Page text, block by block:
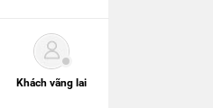
Khách vãng lai